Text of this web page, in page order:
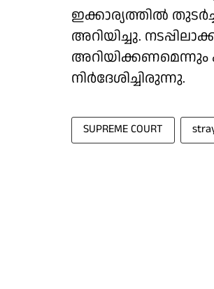
ഇക്കാര്യത്തില്‍
അറിയിച്ചു.
നിര്‍ദേശിച്ചിരുന്നു.
SUPREME COURT